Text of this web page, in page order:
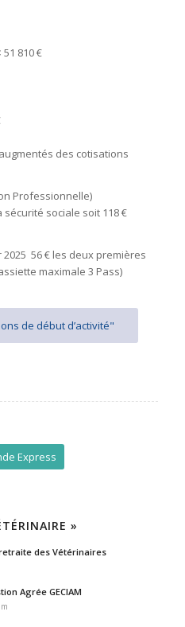
810 €
des cotisations
Professionnelle)
sociale soit 118 €
56 € les deux premières
maximale 3 Pass)
de début d’activité"
Express
»
des Vétérinaires
Agrée GECIAM